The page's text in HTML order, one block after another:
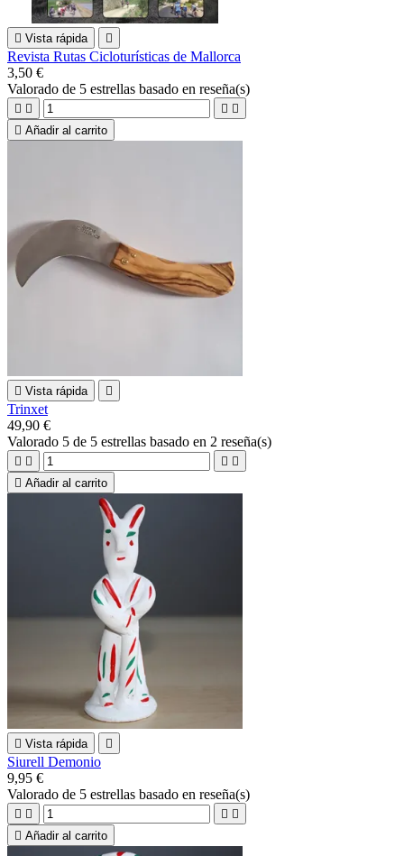
 Vista rápida 
Revista Rutas Cicloturísticas de Mallorca
3,50 €
Valorado de 5 estrellas basado en reseña(s)
   
 Añadir al carrito
 Vista rápida 
Trinxet
49,90 €
Valorado 5 de 5 estrellas basado en 2 reseña(s)
   
 Añadir al carrito
 Vista rápida 
Siurell Demonio
9,95 €
Valorado de 5 estrellas basado en reseña(s)
   
 Añadir al carrito